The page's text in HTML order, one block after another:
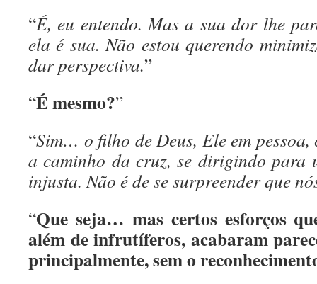
“É, eu entendo. Mas a sua dor lhe
ela é sua. Não estou querendo
dar perspectiva.”
“É mesmo?”
“Sim… o filho de Deus, Ele em pessoa,
a caminho da cruz, se dirigindo para
injusta. Não é de se surpreender que
“Que seja… mas certos esforços
além de infrutíferos, acabaram
principalmente, sem o